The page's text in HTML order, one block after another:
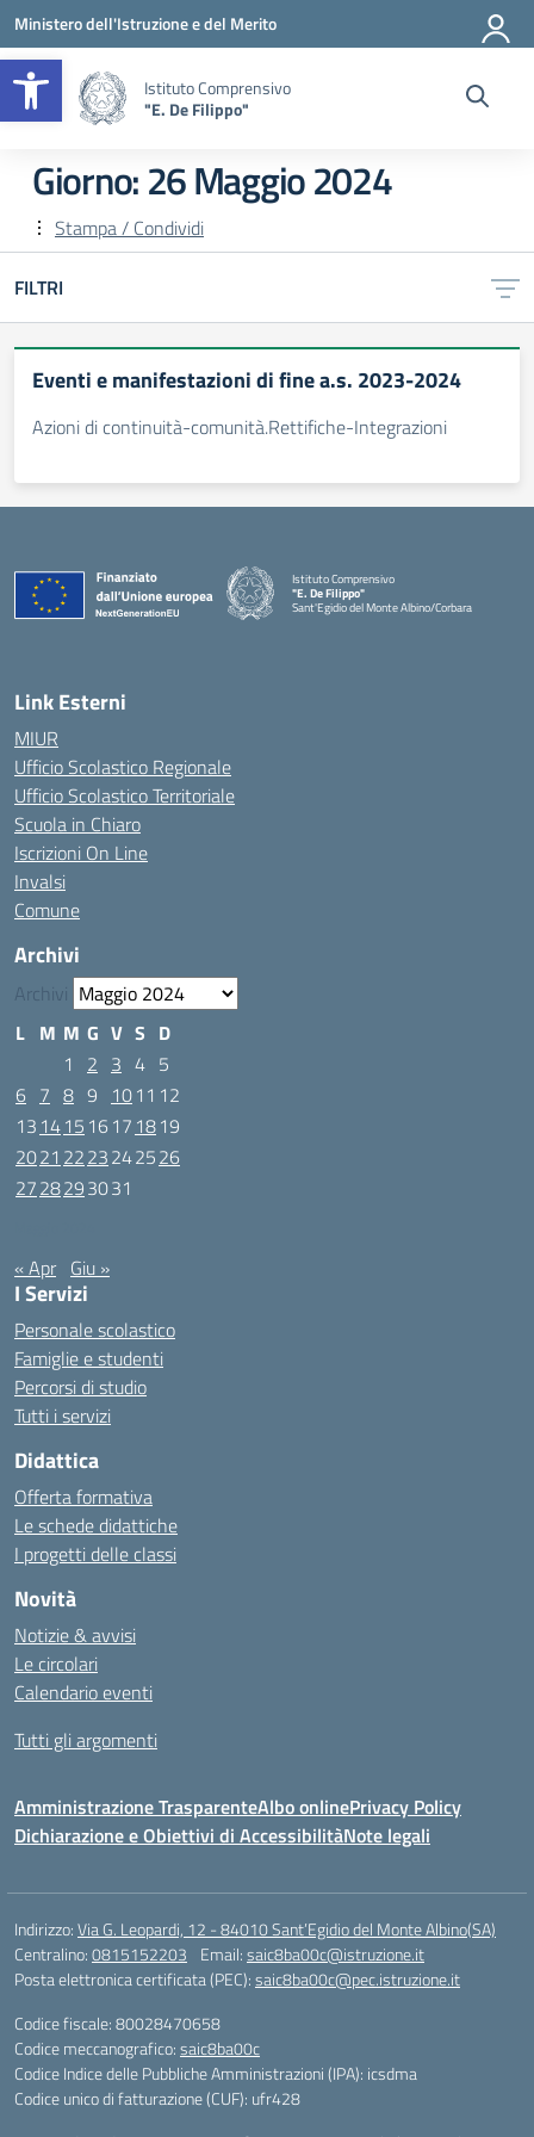
Apri la barra degli strumenti
Vai ai contenuti
Vai al menu di navigazione
Vai al footer
Ministero dell'Istruzione e del Merito
Istituto Comprensivo
"E. De Filippo"
Giorno:26 Maggio 2024
Stampa / Condividi
FILTRI
Eventi e manifestazioni di fine a.s. 2023-2024
Azioni di continuità-comunità.Rettifiche-Integrazioni
Istituto Comprensivo
"E. De Filippo"
Sant'Egidio del Monte Albino/Corbara
Link Esterni
MIUR
Ufficio Scolastico Regionale
Ufficio Scolastico Territoriale
Scuola in Chiaro
Iscrizioni On Line
Invalsi
Comune
Archivi
Archivi
L M M G V S D
1
2 3 4 5
6 7 8 9 1011 12
13 1415 1617 1819
2021 2223242526
2728293031
« Apr Giu »
I Servizi
Personale scolastico
Famiglie e studenti
Percorsi di studio
Tutti i servizi
Didattica
Offerta formativa
Le schede didattiche
I progetti delle classi
Novità
Notizie & avvisi
Le circolari
Calendario eventi
Tutti gli argomenti
Amministrazione TrasparenteAlbo onlinePrivacy Policy
Dichiarazione e Obiettivi di AccessibilitàNote legali
Indirizzo:Via G. Leopardi, 12 - 84010 Sant’Egidio del Monte Albino(SA)
Centralino:0815152203 Email:saic8ba00c@istruzione.it
Posta elettronica certificata (PEC):saic8ba00c@pec.istruzione.it
Codice fiscale: 80028470658
Codice meccanografico:saic8ba00c
Codice Indice delle Pubbliche Amministrazioni (IPA): icsdma
Codice unico di fatturazione (CUF): ufr428